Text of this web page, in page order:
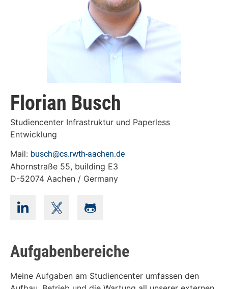
Florian Busch
Studiencenter Infrastruktur und Paperless
Entwicklung
Mail: busch@cs.rwth-aachen.de
Ahornstraße 55, building E3
D-52074 Aachen / Germany
Aufgabenbereiche
Meine Aufgaben am Studiencenter umfassen den